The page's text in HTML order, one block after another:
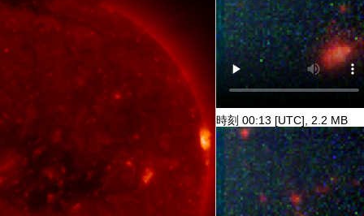
時刻 00:13 [UTC], 2.2 MB